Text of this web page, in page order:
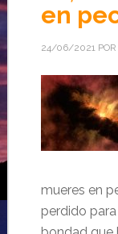
en
24/06/2021POR
mueres en
perdido